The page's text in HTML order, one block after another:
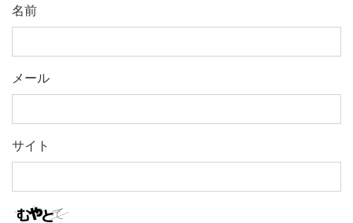
名前
メール
サイト